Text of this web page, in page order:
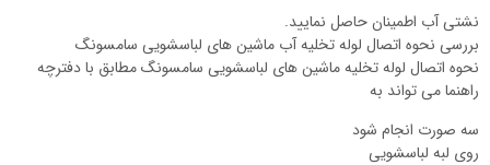
نشتی آب اطمینان حاصل نمایید.
بررسی نحوه اتصال لوله تخلیه آب ماشین های لباسشویی سامسونگ
نحوه اتصال لوله تخلیه ماشین های لباسشویی سامسونگ مطابق با دفترچه
راهنما می تواند به
سه صورت انجام شود
روی لبه لباسشویی